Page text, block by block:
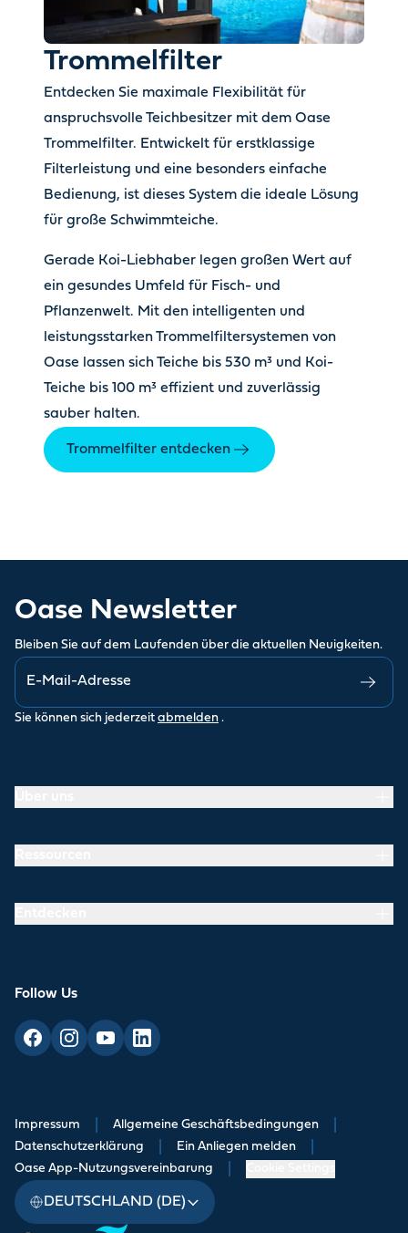
Trommelfilter
Entdecken Sie maximale Flexibilität für
anspruchsvolle Teichbesitzer mit dem Oase
Trommelfilter. Entwickelt für erstklassige
Filterleistung und eine besonders einfache
Bedienung, ist dieses System die ideale Lösung
für große Schwimmteiche.
Gerade Koi-Liebhaber legen großen Wert auf
ein gesundes Umfeld für Fisch- und
Pflanzenwelt. Mit den intelligenten und
leistungsstarken Trommelfiltersystemen von
Oase lassen sich Teiche bis 530 m³ und Koi-
Teiche bis 100 m³ effizient und zuverlässig
sauber halten.
Trommelfilter entdecken
Oase Newsletter
Bleiben Sie auf dem Laufenden über die aktuellen Neuigkeiten.
Sie können sich jederzeit abmelden .
Follow Us
Impressum Allgemeine Geschäftsbedingungen
Datenschutzerklärung Ein Anliegen melden
Oase App-Nutzungsvereinbarung
DEUTSCHLAND (DE)